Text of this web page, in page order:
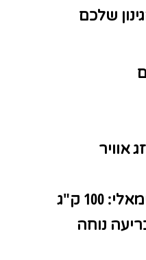
שלכם
אוויר
ק"ג
נוחה